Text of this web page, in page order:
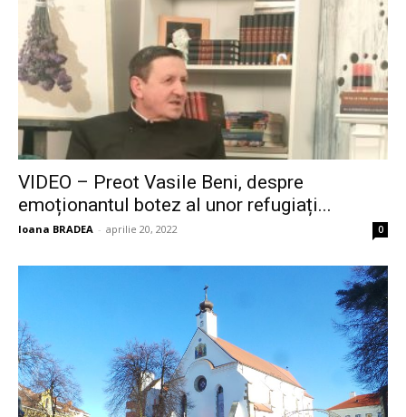
VIDEO – Preot Vasile Beni, despre
emoționantul botez al unor refugiați...
Ioana BRADEA - aprilie 20, 2022 0